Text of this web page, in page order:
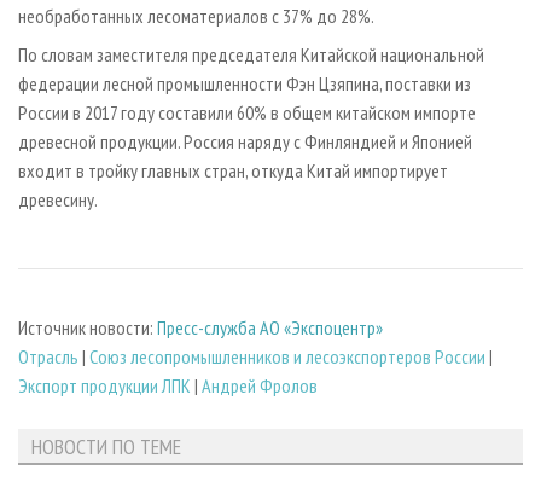
необработанных лесоматериалов с 37% до 28%.
По словам заместителя председателя Китайской национальной
федерации лесной промышленности Фэн Цзяпина, поставки из
России в 2017 году составили 60% в общем китайском импорте
древесной продукции. Россия наряду с Финляндией и Японией
входит в тройку главных стран, откуда Китай импортирует
древесину.
Источник новости: Пресс-служба АО «Экспоцентр»
Отрасль | Союз лесопромышленников и лесоэкспортеров России |
Экспорт продукции ЛПК | Андрей Фролов
НОВОСТИ ПО ТЕМЕ